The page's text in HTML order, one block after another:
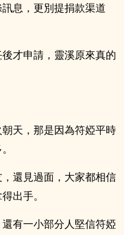
息，更別提捐款渠道
才申請，靈溪原來真的
天，那是因為符婭平時
還見過面，大家都相信
出手。
有一小部分人堅信符婭